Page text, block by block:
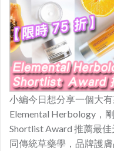
小編今日想分享一個大
Elemental Herbology，
Shortlist Award 推薦最
同傳統草藥學，品牌護